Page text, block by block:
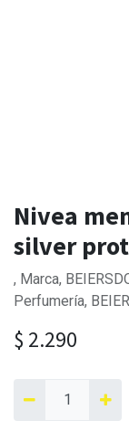
Nivea
silver
, Marca,
Perfumería,
$ 2.290